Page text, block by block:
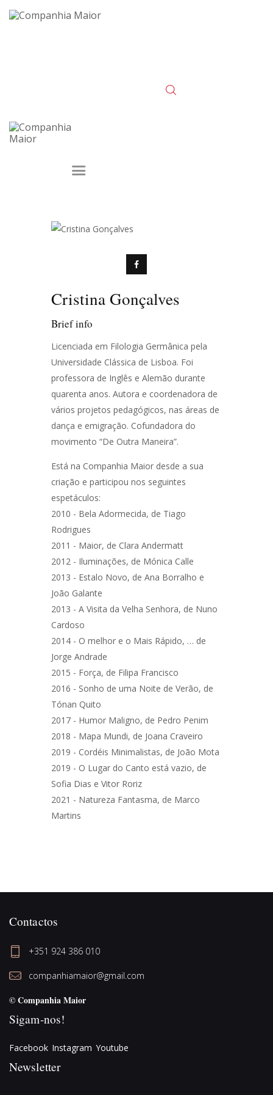
Cristina Gonçalves
Brief info
Licenciada em Filologia Germânica pela
Universidade Clássica de Lisboa. Foi
professora de Inglês e Alemão durante
quarenta anos. Autora e coordenadora de
vários projetos pedagógicos, nas áreas de
dança e emigração. Cofundadora do
movimento “De Outra Maneira”.
Está na Companhia Maior desde a sua
criação e participou nos seguintes
espetáculos:
2010 - Bela Adormecida, de Tiago
Rodrigues
2011 - Maior, de Clara Andermatt
2012 - Iluminações, de Mónica Calle
2013 - Estalo Novo, de Ana Borralho e
João Galante
2013 - A Visita da Velha Senhora, de Nuno
Cardoso
2014 - O melhor e o Mais Rápido, … de
Jorge Andrade
2015 - Força, de Filipa Francisco
2016 - Sonho de uma Noite de Verão, de
Tónan Quito
2017 - Humor Maligno, de Pedro Penim
2018 - Mapa Mundi, de Joana Craveiro
2019 - Cordéis Minimalistas, de João Mota
2019 - O Lugar do Canto está vazio, de
Sofia Dias e Vitor Roriz
2021 - Natureza Fantasma, de Marco
Martins
Contactos
+351 924 386 010
companhiamaior@gmail.com
© Companhia Maior
Sigam-nos!
Facebook Instagram Youtube
Newsletter